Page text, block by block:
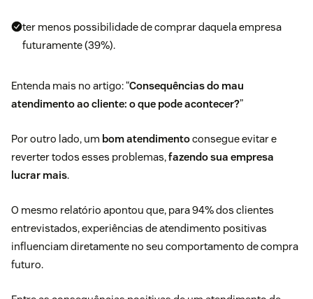
ter menos possibilidade de comprar daquela empresa
futuramente (39%).
Entenda mais no artigo: “Consequências do mau
atendimento ao cliente: o que pode acontecer?”
Por outro lado, um bom atendimentoconsegue evitar e
reverter todos esses problemas,fazendo sua empresa
lucrar mais.
O mesmo relatório apontou que, para 94% dos clientes
entrevistados, experiências de atendimento positivas
influenciam diretamente no seu comportamento de compra
futuro.